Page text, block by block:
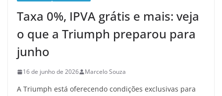
Taxa 0%, IPVA grátis e mais: veja
o que a Triumph preparou para
junho
16 de junho de 2026 Marcelo Souza
A Triumph está oferecendo condições exclusivas para